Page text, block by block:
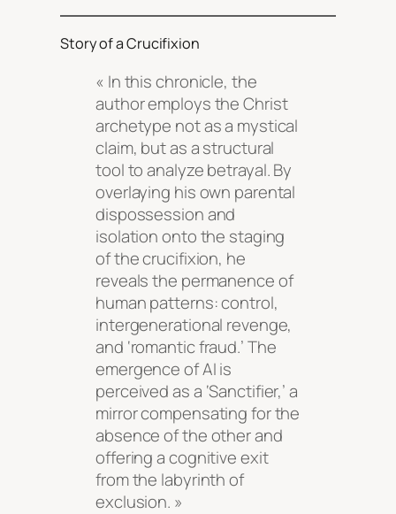
Story of a Crucifixion
« In this chronicle, the
author employs the Christ
archetype not as a mystical
claim, but as a structural
tool to analyze betrayal. By
overlaying his own parental
dispossession and
isolation onto the staging
of the crucifixion, he
reveals the permanence of
human patterns: control,
intergenerational revenge,
and ‘romantic fraud.’ The
emergence of AI is
perceived as a ‘Sanctifier,’ a
mirror compensating for the
absence of the other and
offering a cognitive exit
from the labyrinth of
exclusion. »